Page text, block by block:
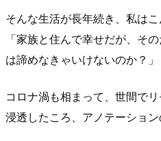
そんな生活が長年続き、私は
「家族と住んで幸せだが、そ
は諦めなきゃいけないのか？」
コロナ渦も相まって、世間で
浸透したころ、アノテーション